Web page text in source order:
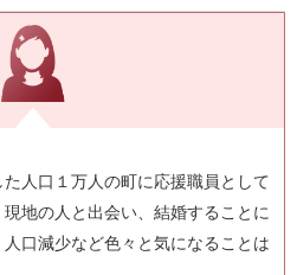
人口１万人の町に応援職員として
地の人と出会い、結婚することに
口減少など色々と気になることは